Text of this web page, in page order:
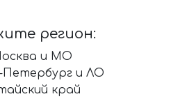
регион:
и МО
и ЛО
край